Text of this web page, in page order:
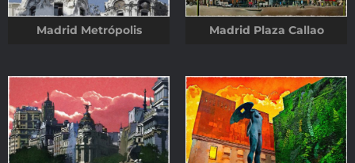
Madrid Metrópolis Madrid Plaza Callao